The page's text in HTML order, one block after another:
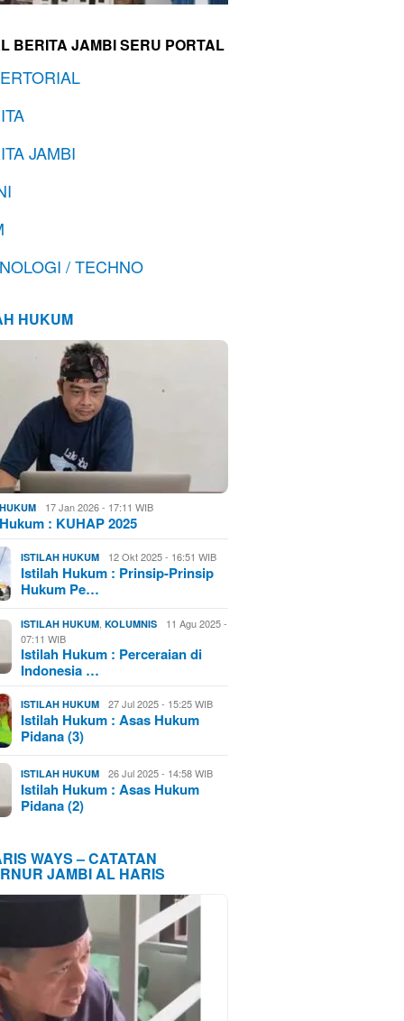
BERITA JAMBI SERU PORTAL
JAMBI
/ TECHNO
HUKUM
17 Jan 2026 - 17:11 WIB
: KUHAP 2025
ISTILAH HUKUM 12 Okt 2025 - 16:51 WIB
Istilah Hukum : Prinsip-Prinsip
Hukum Pe…
ISTILAH HUKUM ,KOLUMNIS
11 Agu 2025 -
07:11 WIB
Istilah Hukum : Perceraian di
Indonesia …
ISTILAH HUKUM 27 Jul 2025 - 15:25 WIB
Istilah Hukum : Asas Hukum
Pidana (3)
ISTILAH HUKUM 26 Jul 2025 - 14:58 WIB
Istilah Hukum : Asas Hukum
Pidana (2)
WAYS – CATATAN
JAMBI AL HARIS